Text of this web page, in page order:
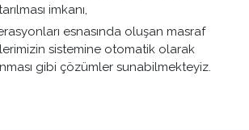
imkanı,
esnasında oluşan masraf
sistemine otomatik olarak
gibi çözümler sunabilmekteyiz.